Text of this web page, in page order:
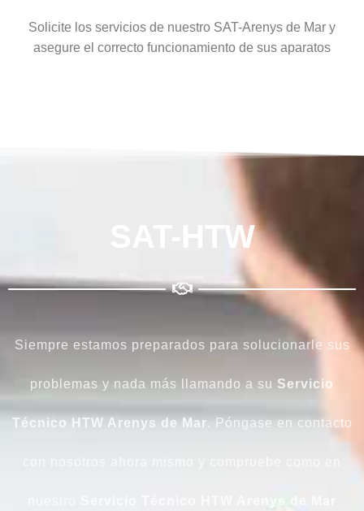
Solicite los servicios de nuestro SAT-Arenys de Mar y
asegure el correcto funcionamiento de sus aparatos
SAT-HTW
Siempre estamos preparados para solucionarle sus
problemas y nada más llamando a su Servicio
Técnico HTW Arenys de Mar. Póngase en contacto